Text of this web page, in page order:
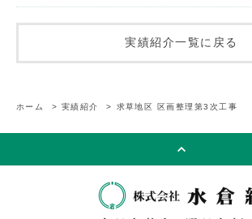
実績紹介一覧に戻る
ホーム > 実績紹介 > 求草地区 区画整理第3次工事